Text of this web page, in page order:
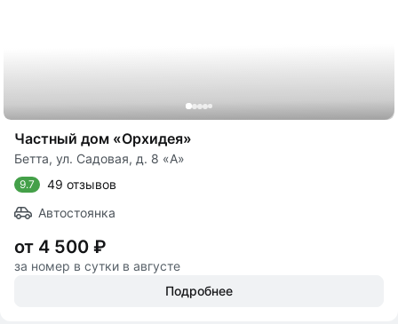
Частный дом «Орхидея»
Бетта, ул. Садовая, д. 8 «А»
9.7
49 отзывов
Автостоянка
от 4 500 ₽
за номер в сутки в августе
Подробнее